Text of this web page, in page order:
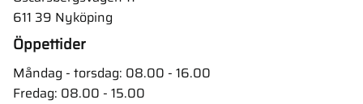
611 39 Nyköping
Öppettider
Måndag - torsdag: 08.00 - 16.00
Fredag: 08.00 - 15.00